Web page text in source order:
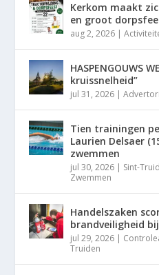
Kerkom maakt
en groot
aug 2, 2026 |
HASPENGOUWS
kruissnelheid”
jul 31, 2026 |
Tien trainingen
Laurien Delsaer
zwemmen
jul 30, 2026 | Sint-
Zwemmen
Handelszaken
brandveiligheid
jul 29, 2026 |
Truiden